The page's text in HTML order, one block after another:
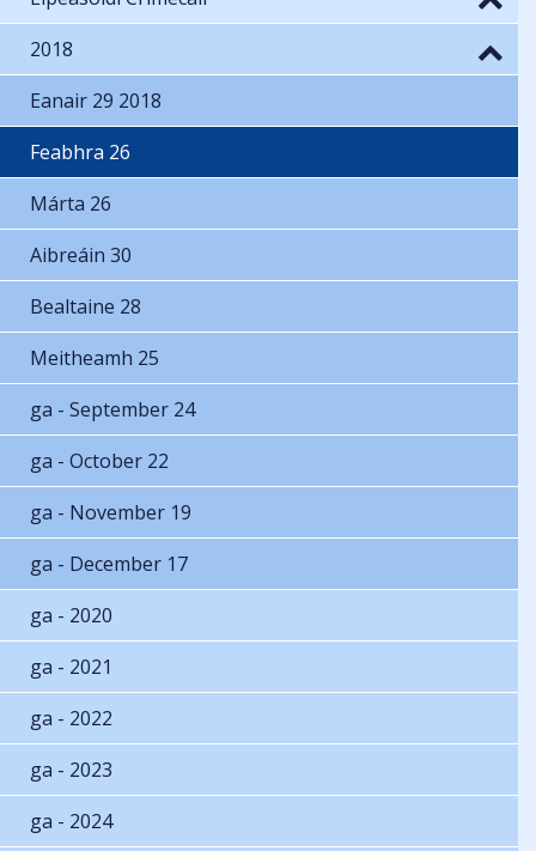
2018
Eanair 29 2018
Feabhra 26
Márta 26
Aibreáin 30
Bealtaine 28
Meitheamh 25
ga - September 24
ga - October 22
ga - November 19
ga - December 17
ga - 2020
ga - 2021
ga - 2022
ga - 2023
ga - 2024